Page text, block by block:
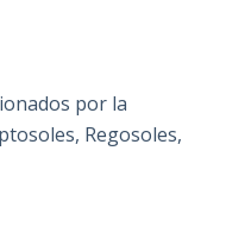
por la
Regosoles,